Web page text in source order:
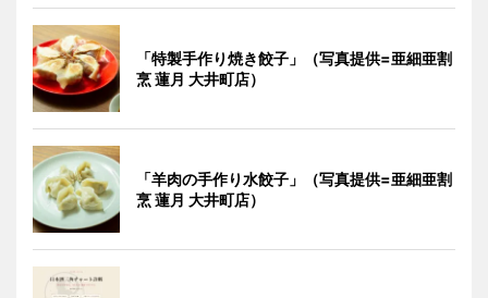
「特製手作り焼き餃子」（写真提供=亜細亜割
烹 蓮月 大井町店）
「羊肉の手作り水餃子」（写真提供=亜細亜割
烹 蓮月 大井町店）